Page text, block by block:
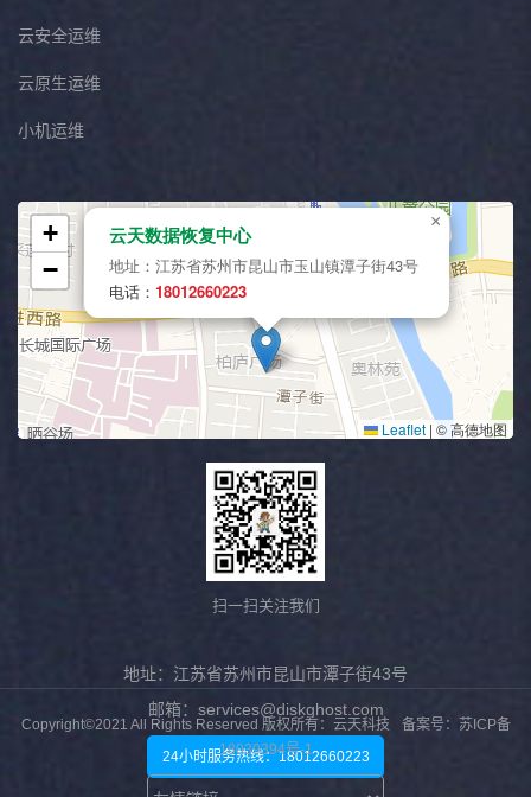
云安全运维
云原生运维
小机运维
扫一扫关注我们
地址：江苏省苏州市昆山市潭子街43号
邮箱：services@diskghost.com
24小时服务热线：18012660223
Copyright©2021 All Rights Reserved 版权所有：云天科技
备案号：苏ICP备
18039394号-1